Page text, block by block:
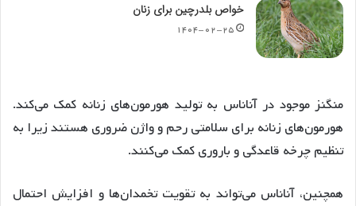
خواص بلدرچین برای زنان
۱۴۰۴-۰۲-۲۵
منگنز موجود در آناناس به تولید هورمون‌های زنانه کمک می‌کند.
هورمون‌های زنانه برای سلامتی رحم و واژن ضروری هستند زیرا به
تنظیم چرخه قاعدگی و باروری کمک می‌کنند.
همچنین، آناناس می‌تواند به تقویت تخمدان‌ها و افزایش احتمال